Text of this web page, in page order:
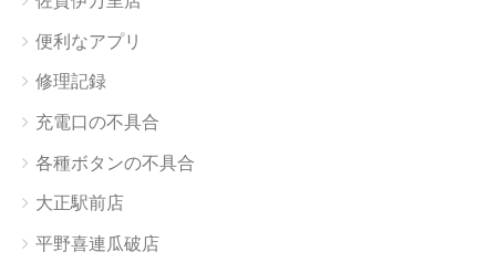
便利なアプリ
修理記録
充電口の不具合
各種ボタンの不具合
大正駅前店
平野喜連瓜破店